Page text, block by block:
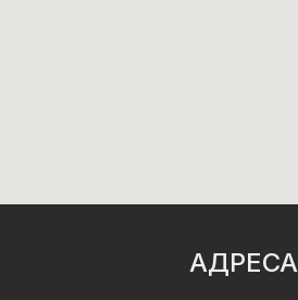
АДРЕСА